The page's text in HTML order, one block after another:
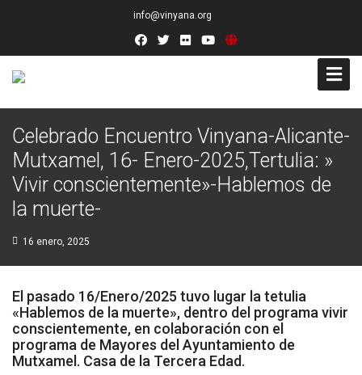
info@vinyana.org
Conócenos
Socios Fundadores
Junta Directiva
Docentes
Socios de Número
Celebrado Encuentro Vinyana-Alicante-
Mutxamel, 16- Enero-2025,Tertulia: »
Vivir conscientemente»-Hablemos de
la muerte-
16 enero, 2025
El pasado 16/Enero/2025 tuvo lugar la tetulia
«Hablemos de la muerte», dentro del programa vivir
conscientemente, en colaboración con el
programa de Mayores del Ayuntamiento de
Mutxamel. Casa de la Tercera Edad.